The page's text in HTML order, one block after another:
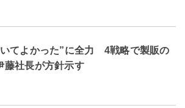
てよかった”に全力 4戦略で製販の
社長が方針示す